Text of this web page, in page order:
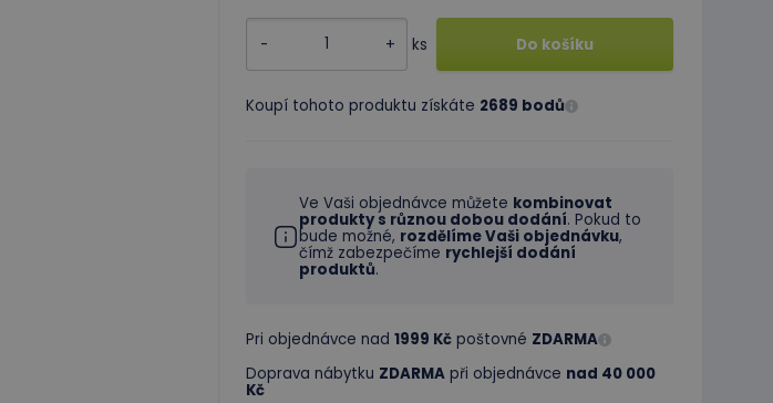
- + ks Do košíku
Koupí tohoto produktu získáte 2689 bodů
Ve Vaši objednávce můžete kombinovat
produkty s různou dobou dodání. Pokud to
bude možné, rozdělíme Vaši objednávku,
čímž zabezpečíme rychlejší dodání
produktů.
Pri objednávce nad 1999 Kč poštovné ZDARMA
Doprava nábytku ZDARMA při objednávce nad 40 000
Kč